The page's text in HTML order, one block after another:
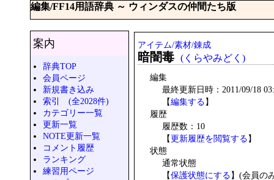
編集/FF14用語辞典 ～ ウィンダスの仲間たち版
案内
辞典TOP
会員ページ
新規書き込み
索引 (全2028件)
カテゴリー一覧
更新一覧
NOTE更新一覧
コメント履歴
ランキング
練習用ページ
アイテム/素材/錬成
暗闇毒 (くらやみどく)
編集
最終更新日時：2011/09/18
【編集する】
履歴
履歴数：10
【更新履歴を閲覧する】
状態
通常状態
【保護状態にする】(会員の